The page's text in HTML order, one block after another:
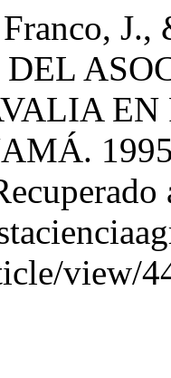
J.,
EN
view/